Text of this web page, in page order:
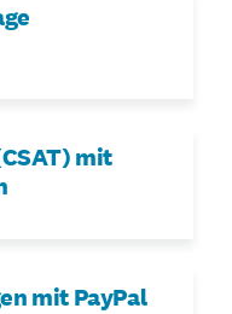
mit
mit PayPal